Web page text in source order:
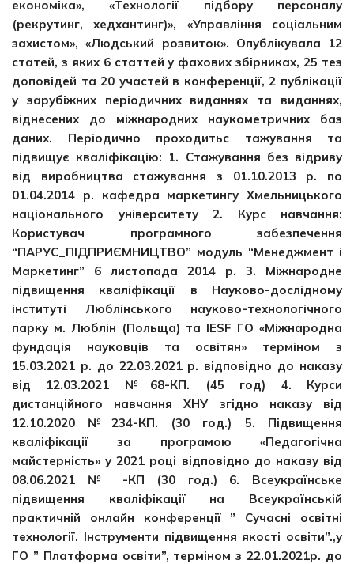
економіка», «Технології підбору персоналу
(рекрутинг, хедхантинг)», «Управління соціальним
захистом», «Людський розвиток». Опублікувала 12
статей, з яких 6 статтей у фахових збірниках, 25 тез
доповідей та 20 участей в конференції, 2 публікації
у зарубіжних періодичних виданнях та виданнях,
віднесених до міжнародних наукометричних баз
даних. Періодично проходитьс тажування та
підвищує кваліфікацію: 1. Стажування без відриву
від виробництва стажування з 01.10.2013 р. по
01.04.2014 р. кафедра маркетингу Хмельницького
національного університету 2. Курс навчання:
Користувач програмного забезпечення
“ПАРУС_ПІДПРИЄМНИЦТВО” модуль “Менеджмент і
Маркетинг” 6 листопада 2014 р. 3. Міжнародне
підвищення кваліфікації в Науково-дослідному
інституті Люблінського науково-технологічного
парку м. Люблін (Польща) та IESF ГО «Міжнародна
фундація науковців та освітян» терміном з
15.03.2021 р. до 22.03.2021 р. відповідно до наказу
від 12.03.2021 №68-КП. (45 год) 4. Курси
дистанційного навчання ХНУ згідно наказу від
12.10.2020 №234-КП. (30 год.) 5. Підвищення
кваліфікації за програмою «Педагогічна
майстерність» у 2021 році відповідно до наказу від
08.06.2021 № -КП (30 год.) 6. Всеукраїнське
підвищення кваліфікації на Всеукраїнській
практичній онлайн конференції ” Сучасні освітні
технології. Інструменти підвищення якості освіти”.,у
ГО ” Платформа освіти”, терміном з 22.01.2021р. до